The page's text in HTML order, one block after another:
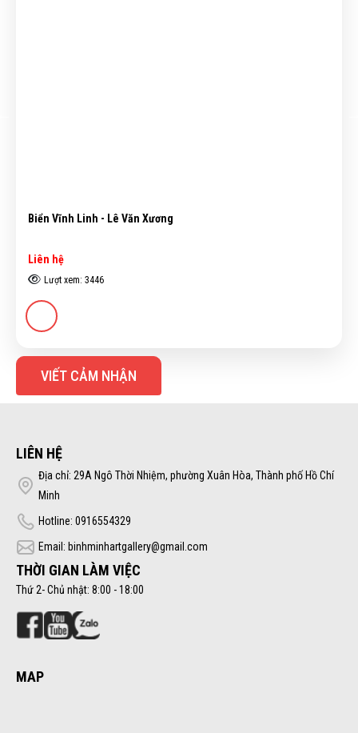
Bến đợi - Đoàn Hồng
VIẾT CẢM NHẬN
LIÊN HỆ
Địa chỉ: 29A Ngô Thời Nhiệm, phường Xuân Hòa, Thành phố Hồ Chí
Minh
Hotline: 0916554329
Email: binhminhartgallery@gmail.com
THỜI GIAN LÀM VIỆC
Thứ 2- Chủ nhật: 8:00 - 18:00
MAP